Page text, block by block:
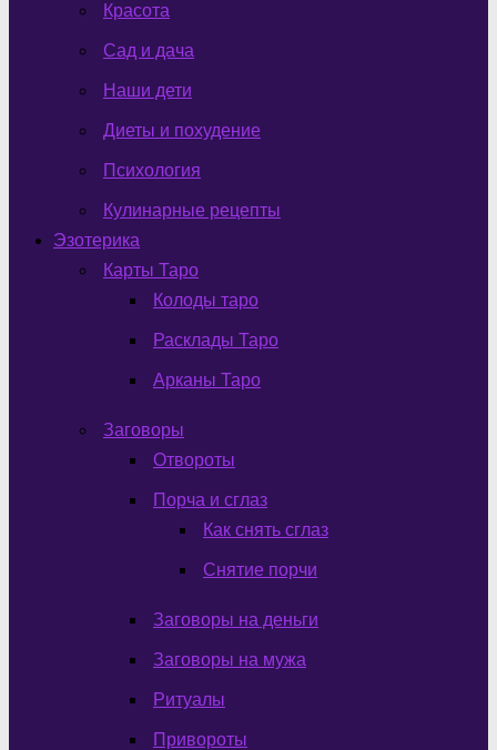
Красота
Сад и дача
Наши дети
Диеты и похудение
Психология
Кулинарные рецепты
Эзотерика
Карты Таро
Колоды таро
Расклады Таро
Арканы Таро
Заговоры
Отвороты
Порча и сглаз
Как снять сглаз
Снятие порчи
Заговоры на деньги
Заговоры на мужа
Ритуалы
Привороты